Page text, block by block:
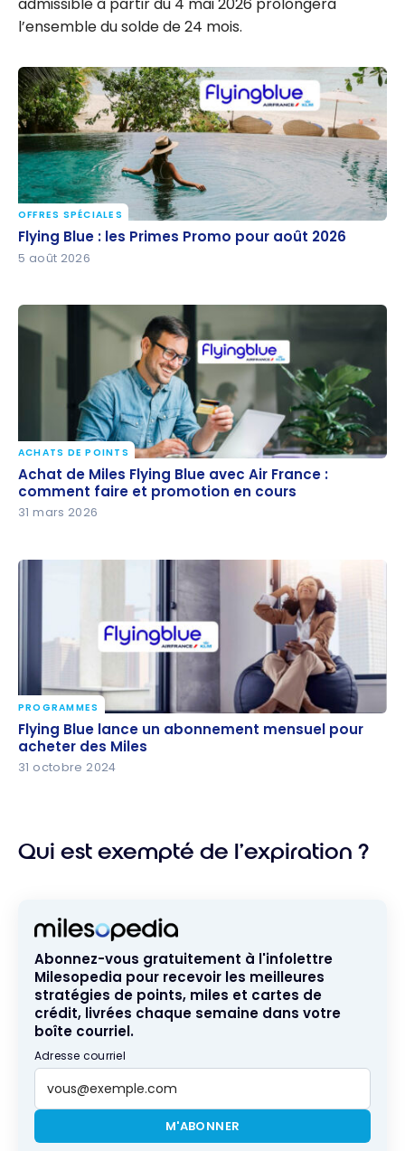
l’ensemble du solde de 24 mois.
Flying Blue : les Primes Promo pour août 2026
OFFRES SPÉCIALES
Flying Blue : les Primes Promo pour août 2026
5 août 2026
Achat de Miles Flying Blue avec Air France :
comment faire et promotion en cours
ACHATS DE POINTS
Achat de Miles Flying Blue avec Air France :
comment faire et promotion en cours
31 mars 2026
Flying Blue lance un abonnement mensuel pour
acheter des Miles
PROGRAMMES
Flying Blue lance un abonnement mensuel pour
acheter des Miles
31 octobre 2024
Qui est exempté de l’expiration ?
Abonnez-vous gratuitement à l'infolettre
Milesopedia pour recevoir les meilleures
stratégies de points, miles et cartes de
crédit, livrées chaque semaine dans votre
boîte courriel.
Adresse courriel
M'ABONNER